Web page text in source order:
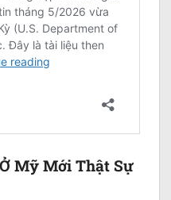
Mỹ Mới Thật Sự